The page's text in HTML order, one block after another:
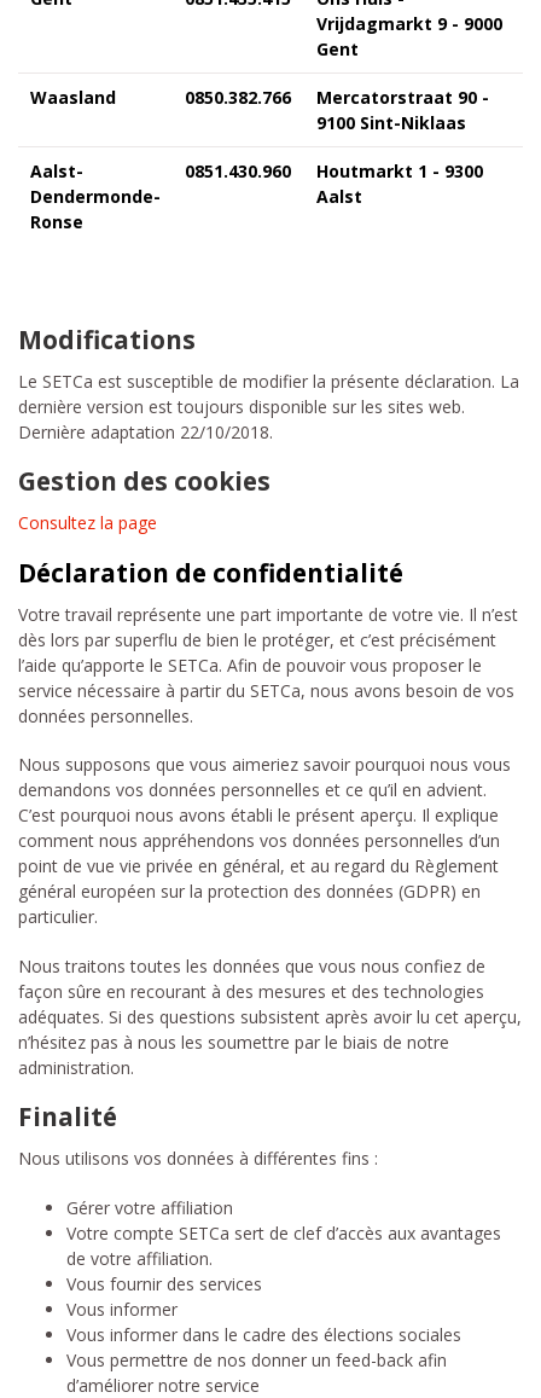
Vrijdagmarkt 9 - 9000
Gent
Waasland 0850.382.766
Mercatorstraat 90 -
9100 Sint-Niklaas
Aalst-
Dendermonde-
Ronse
0851.430.960
Houtmarkt 1 - 9300
Aalst
Modifications
Le SETCa est susceptible de modifier la présente déclaration. La
dernière version est toujours disponible sur les sites web.
Dernière adaptation 22/10/2018.
Gestion des cookies
Consultez la page
Déclaration de confidentialité
Votre travail représente une part importante de votre vie. Il n’est
dès lors par superflu de bien le protéger, et c’est précisément
l’aide qu’apporte le SETCa. Afin de pouvoir vous proposer le
service nécessaire à partir du SETCa, nous avons besoin de vos
données personnelles.
Nous supposons que vous aimeriez savoir pourquoi nous vous
demandons vos données personnelles et ce qu’il en advient.
C’est pourquoi nous avons établi le présent aperçu. Il explique
comment nous appréhendons vos données personnelles d’un
point de vue vie privée en général, et au regard du Règlement
général européen sur la protection des données (GDPR) en
particulier.
Nous traitons toutes les données que vous nous confiez de
façon sûre en recourant à des mesures et des technologies
adéquates. Si des questions subsistent après avoir lu cet aperçu,
n’hésitez pas à nous les soumettre par le biais de notre
administration.
Finalité
Nous utilisons vos données à différentes fins :
Gérer votre affiliation
Votre compte SETCa sert de clef d’accès aux avantages
de votre affiliation.
Vous fournir des services
Vous informer
Vous informer dans le cadre des élections sociales
Vous permettre de nos donner un feed-back afin
d’améliorer notre service